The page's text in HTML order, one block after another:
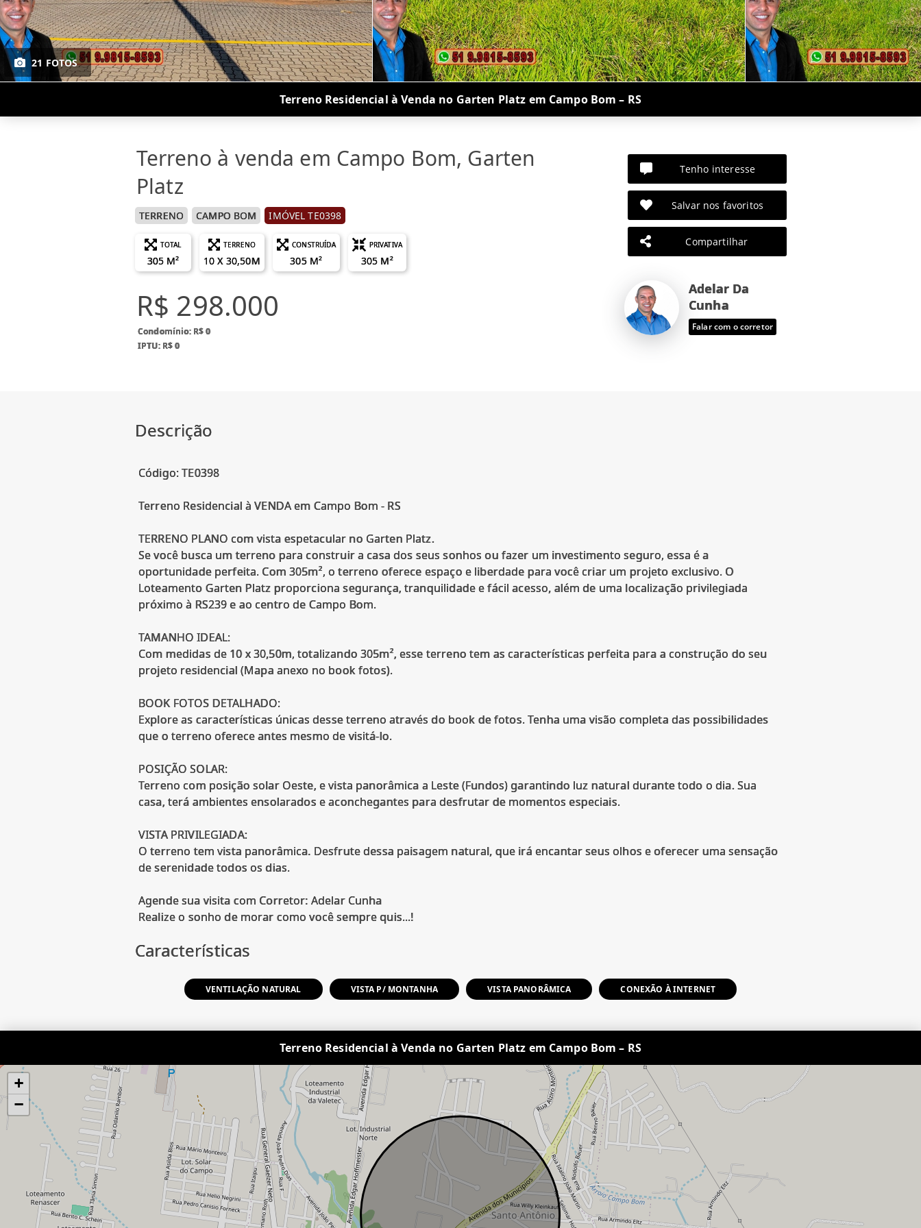
21 FOTOS
Terreno Residencial à Venda no Garten Platz em Campo Bom – RS
Terreno à venda em Campo Bom, Garten
Platz
TERRENO CAMPO BOM IMÓVEL TE0398
TOTAL
305 M²
TERRENO
10 X 30,50M
CONSTRUÍDA
305 M²
PRIVATIVA
305 M²
R$ 298.000
Condomínio: R$ 0
IPTU: R$ 0
Tenho interesse
Salvar nos favoritos
Compartilhar
Adelar Da
Cunha
Falar com o corretor
Descrição
Código: TE0398
Terreno Residencial à VENDA em Campo Bom - RS
TERRENO PLANO com vista espetacular no Garten Platz.
Se você busca um terreno para construir a casa dos seus sonhos ou fazer um investimento seguro, essa é a
oportunidade perfeita. Com 305m², o terreno oferece espaço e liberdade para você criar um projeto exclusivo. O
Loteamento Garten Platz proporciona segurança, tranquilidade e fácil acesso, além de uma localização privilegiada
próximo à RS239 e ao centro de Campo Bom.
TAMANHO IDEAL:
Com medidas de 10 x 30,50m, totalizando 305m², esse terreno tem as características perfeita para a construção do seu
projeto residencial (Mapa anexo no book fotos).
BOOK FOTOS DETALHADO:
Explore as características únicas desse terreno através do book de fotos. Tenha uma visão completa das possibilidades
que o terreno oferece antes mesmo de visitá-lo.
POSIÇÃO SOLAR:
Terreno com posição solar Oeste, e vista panorâmica a Leste (Fundos) garantindo luz natural durante todo o dia. Sua
casa, terá ambientes ensolarados e aconchegantes para desfrutar de momentos especiais.
VISTA PRIVILEGIADA:
O terreno tem vista panorâmica. Desfrute dessa paisagem natural, que irá encantar seus olhos e oferecer uma sensação
de serenidade todos os dias.
Agende sua visita com Corretor: Adelar Cunha
Características
VENTILAÇÃO NATURAL VISTA P/ MONTANHA VISTA PANORÂMICA CONEXÃO À INTERNET
Terreno Residencial à Venda no Garten Platz em Campo Bom – RS
+
−